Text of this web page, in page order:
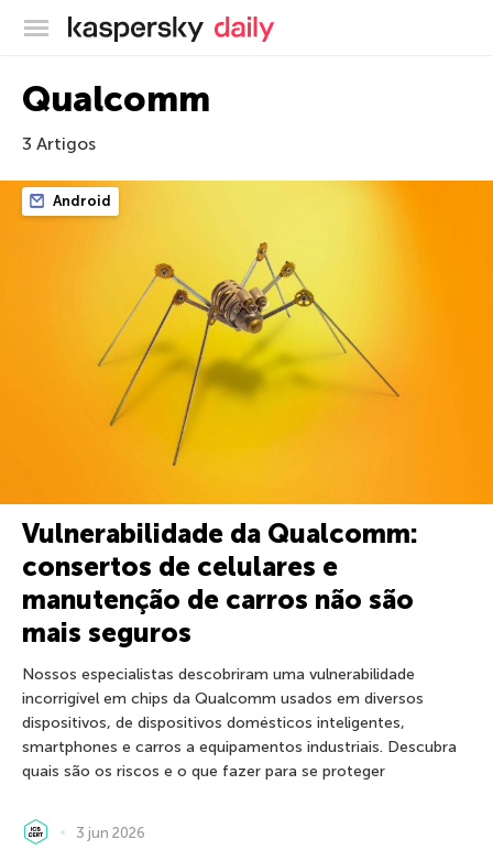
Blog oficial da Kaspersky
Qualcomm
3 Artigos
Android
Vulnerabilidade da Qualcomm:
consertos de celulares e
manutenção de carros não são
mais seguros
Nossos especialistas descobriram uma vulnerabilidade
incorrigível em chips da Qualcomm usados em diversos
dispositivos, de dispositivos domésticos inteligentes,
smartphones e carros a equipamentos industriais. Descubra
quais são os riscos e o que fazer para se proteger
3 jun 2026